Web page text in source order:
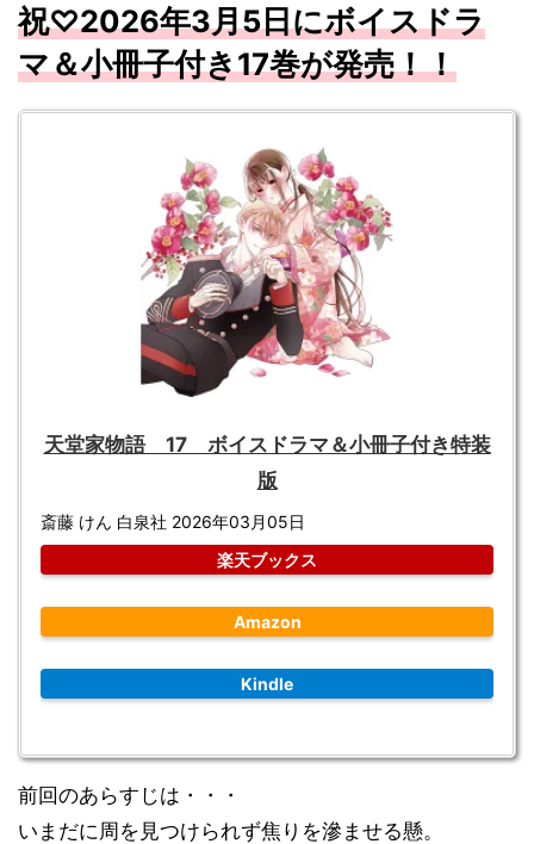
祝♡2026年3月5日にボイスドラ
マ＆小冊子付き17巻が発売！！
天堂家物語 17 ボイスドラマ＆小冊子付き特装
版
斎藤 けん 白泉社 2026年03月05日
楽天ブックス
Amazon
Kindle
前回のあらすじは・・・
いまだに周を見つけられず焦りを滲ませる懸。